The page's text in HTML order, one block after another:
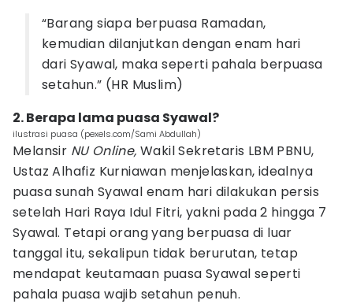
“Barang siapa berpuasa Ramadan,
kemudian dilanjutkan dengan enam hari
dari Syawal, maka seperti pahala berpuasa
setahun.” (HR Muslim)
2. Berapa lama puasa Syawal?
ilustrasi puasa (pexels.com/Sami Abdullah)
Melansir NU Online, Wakil Sekretaris LBM PBNU,
Ustaz Alhafiz Kurniawan menjelaskan, idealnya
puasa sunah Syawal enam hari dilakukan persis
setelah Hari Raya Idul Fitri, yakni pada 2 hingga 7
Syawal. Tetapi orang yang berpuasa di luar
tanggal itu, sekalipun tidak berurutan, tetap
mendapat keutamaan puasa Syawal seperti
pahala puasa wajib setahun penuh.